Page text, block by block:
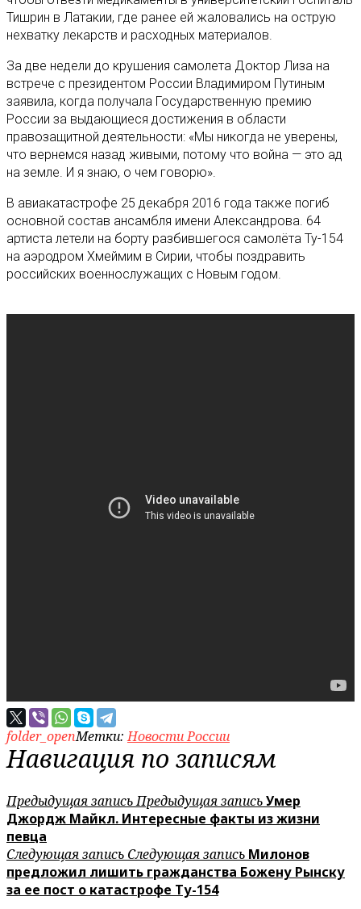
Тишрин в Латакии, где ранее ей жаловались на острую
нехватку лекарств и расходных материалов.
За две недели до крушения самолета Доктор Лиза на
встрече с президентом России Владимиром Путиным
заявила, когда получала Государственную премию
России за выдающиеся достижения в области
правозащитной деятельности: «Мы никогда не уверены,
что вернемся назад живыми, потому что война — это ад
на земле. И я знаю, о чем говорю».
В авиакатастрофе 25 декабря 2016 года также погиб
основной состав ансамбля имени Александрова. 64
артиста летели на борту разбившегося самолёта Ту-154
на аэродром Хмеймим в Сирии, чтобы поздравить
российских военнослужащих с Новым годом.
folder_openМетки:Новости России
Навигация по записям
Предыдущая записьПредыдущая записьУмер
Джордж Майкл. Интересные факты из жизни
певца
Следующая запись Следующая запись Милонов
предложил лишить гражданства Божену Рынску
за ее пост о катастрофе Ту-154